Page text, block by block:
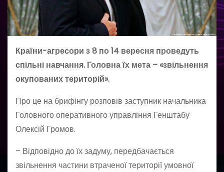
Країни-агресори з 8 по 14 вересня проведуть
спільні навчання. Головна їх мета – «звільнення
окупованих територій».
Про це на брифінгу розповів заступник начальника
Головного оперативного управління Генштабу
Олексій Громов.
– Відповідно до їх задуму, передбачається
звільнення частини втраченої території умовної